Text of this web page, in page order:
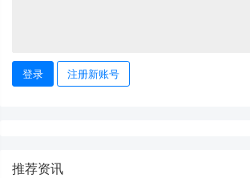
登录 注册新账号
推荐资讯